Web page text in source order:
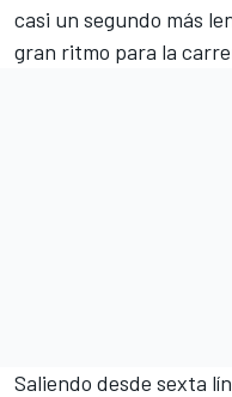
casi un segundo más
gran ritmo para la
Saliendo desde sexta